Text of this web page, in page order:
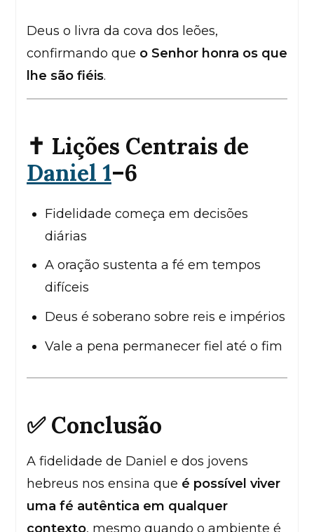
Deus o livra da cova dos leões,
confirmando que o Senhor honra os que
lhe são fiéis.
✝️ Lições Centrais de
Daniel 1–6
Fidelidade começa em decisões
diárias
A oração sustenta a fé em tempos
difíceis
Deus é soberano sobre reis e impérios
Vale a pena permanecer fiel até o fim
✅ Conclusão
A fidelidade de Daniel e dos jovens
hebreus nos ensina que é possível viver
uma fé autêntica em qualquer
contexto, mesmo quando o ambiente é